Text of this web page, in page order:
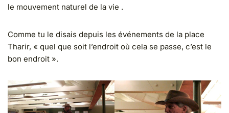
le mouvement naturel de la vie .
Comme tu le disais depuis les événements de la place
Tharir, « quel que soit l’endroit où cela se passe, c’est le
bon endroit ».